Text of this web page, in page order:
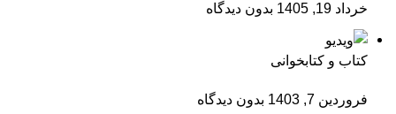
خرداد 19, 1405 بدون دیدگاه
کتاب و کتابخوانی
فروردین 7, 1403 بدون دیدگاه